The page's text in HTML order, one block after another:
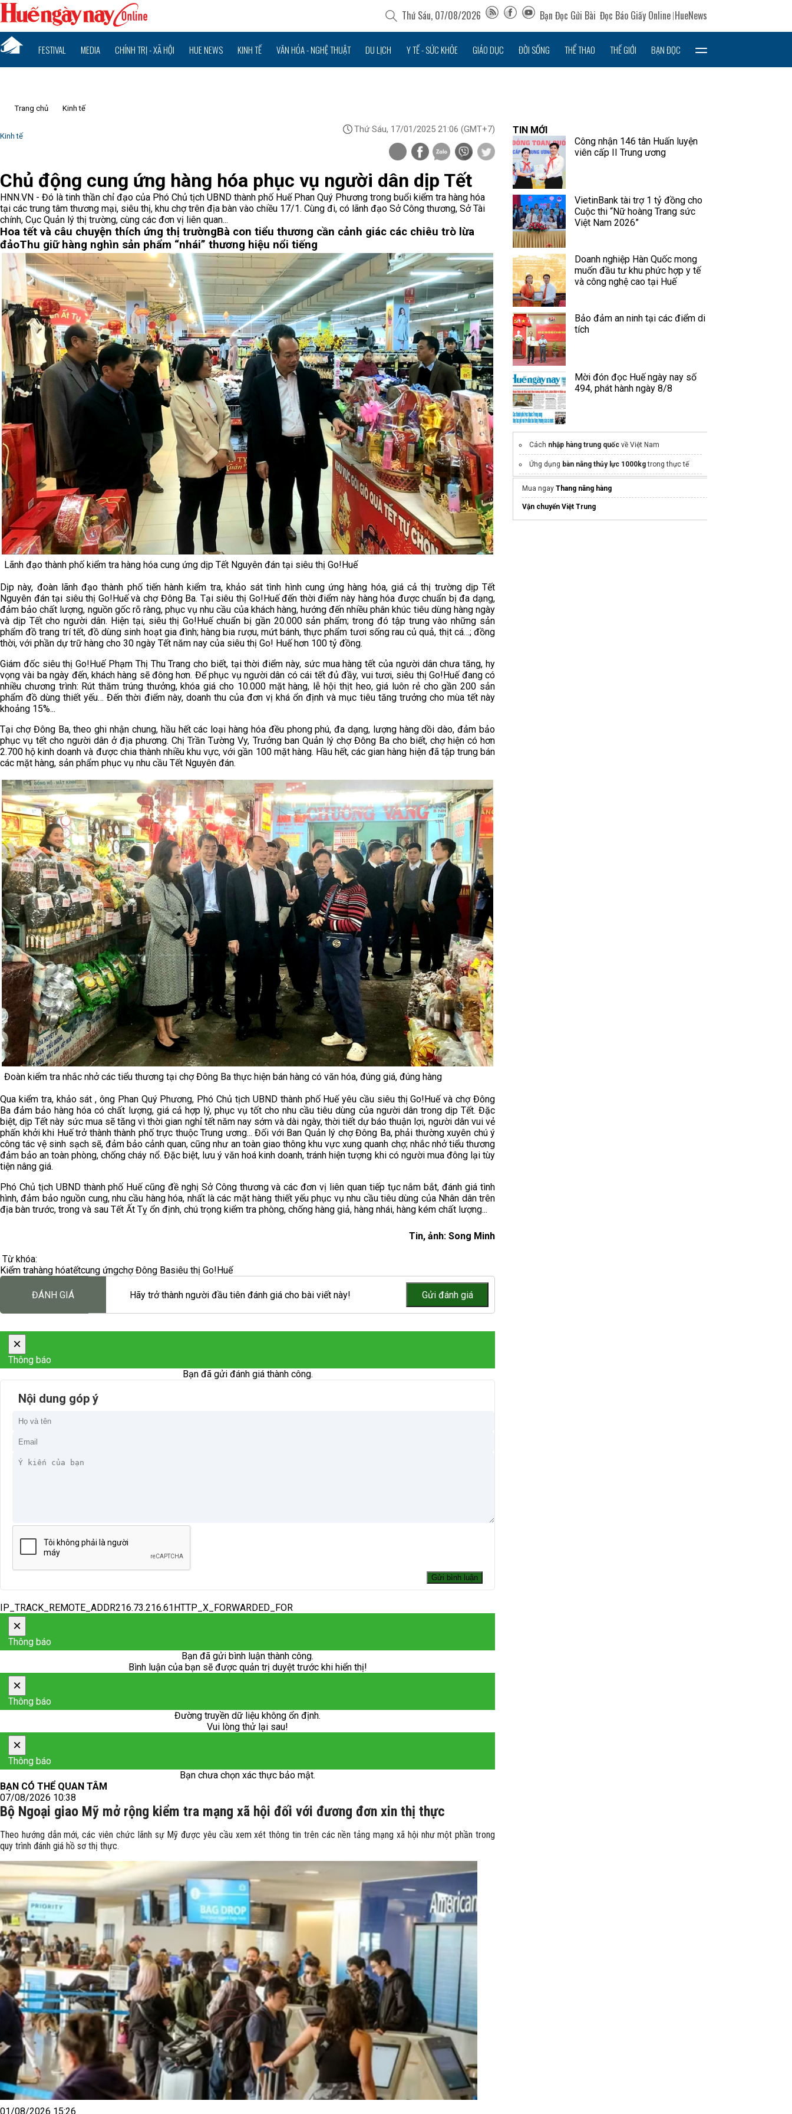
Thứ Sáu, 07/08/2026 Bạn Đọc Gửi Bài Đọc Báo Giấy Online HueNews
FESTIVAL MEDIA CHÍNH TRỊ - XÃ HỘI HUE NEWS KINH TẾ VĂN HÓA - NGHỆ THUẬT DU LỊCH Y TẾ - SỨC KHỎE GIÁO DỤC ĐỜI SỐNG THỂ THAO THẾ GIỚI BẠN ĐỌC
Trang chủ Kinh tế
Kinh tế
Thứ Sáu, 17/01/2025 21:06 (GMT+7)
Chủ động cung ứng hàng hóa phục vụ người dân dịp Tết
HNN.VN - Đó là tinh thần chỉ đạo của Phó Chủ tịch UBND thành phố Huế Phan Quý Phương trong buổi kiểm tra hàng hóa
tại các trung tâm thương mại, siêu thị, khu chợ trên địa bàn vào chiều 17/1. Cùng đi, có lãnh đạo Sở Công thương, Sở Tài
chính, Cục Quản lý thị trường, cùng các đơn vị liên quan...
Hoa tết và câu chuyện thích ứng thị trườngBà con tiểu thương cần cảnh giác các chiêu trò lừa
đảoThu giữ hàng nghìn sản phẩm “nhái” thương hiệu nổi tiếng
Lãnh đạo thành phố kiểm tra hàng hóa cung ứng dịp Tết Nguyên đán tại siêu thị Go!Huế
Dịp này, đoàn lãnh đạo thành phố tiến hành kiểm tra, khảo sát tình hình cung ứng hàng hóa, giá cả thị trường dịp Tết
Nguyên đán tại siêu thị Go!Huế và chợ Đông Ba. Tại siêu thị Go!Huế đến thời điểm này hàng hóa được chuẩn bị đa dạng,
đảm bảo chất lượng, nguồn gốc rõ ràng, phục vụ nhu cầu của khách hàng, hướng đến nhiều phân khúc tiêu dùng hàng ngày
và dịp Tết cho người dân. Hiện tại, siêu thị Go!Huế chuẩn bị gần 20.000 sản phẩm; trong đó tập trung vào những sản
phẩm đồ trang trí tết, đồ dùng sinh hoạt gia đình; hàng bia rượu, mứt bánh, thực phẩm tươi sống rau củ quả, thịt cá…; đồng
thời, với phần dự trữ hàng cho 30 ngày Tết năm nay của siêu thị Go! Huế hơn 100 tỷ đồng.
Giám đốc siêu thị Go!Huế Phạm Thị Thu Trang cho biết, tại thời điểm này, sức mua hàng tết của người dân chưa tăng, hy
vọng vài ba ngày đến, khách hàng sẽ đông hơn. Để phục vụ người dân có cái tết đủ đầy, vui tươi, siêu thị Go!Huế đang có
nhiều chương trình: Rút thăm trúng thưởng, khóa giá cho 10.000 mặt hàng, lễ hội thịt heo, giá luôn rẻ cho gần 200 sản
phẩm đồ dùng thiết yếu… Đến thời điểm này, doanh thu của đơn vị khá ổn định và mục tiêu tăng trưởng cho mùa tết này
khoảng 15%...
Tại chợ Đông Ba, theo ghi nhận chung, hầu hết các loại hàng hóa đều phong phú, đa dạng, lượng hàng dồi dào, đảm bảo
phục vụ tết cho người dân ở địa phương. Chị Trần Tường Vy, Trưởng ban Quản lý chợ Đông Ba cho biết, chợ hiện có hơn
2.700 hộ kinh doanh và được chia thành nhiều khu vực, với gần 100 mặt hàng. Hầu hết, các gian hàng hiện đã tập trung bán
các mặt hàng, sản phẩm phục vụ nhu cầu Tết Nguyên đán.
Đoàn kiểm tra nhắc nhở các tiểu thương tại chợ Đông Ba thực hiện bán hàng có văn hóa, đúng giá, đúng hàng
Qua kiểm tra, khảo sát , ông Phan Quý Phương, Phó Chủ tịch UBND thành phố Huế yêu cầu siêu thị Go!Huế và chợ Đông
Ba đảm bảo hàng hóa có chất lượng, giá cả hợp lý, phục vụ tốt cho nhu cầu tiêu dùng của người dân trong dịp Tết. Đặc
biệt, dịp Tết này sức mua sẽ tăng vì thời gian nghỉ tết năm nay sớm và dài ngày, thời tiết dự báo thuận lợi, người dân vui vẻ
phấn khởi khi Huế trở thành thành phố trực thuộc Trung ương... Đối với Ban Quản lý chợ Đông Ba, phải thường xuyên chú ý
công tác vệ sinh sạch sẽ, đảm bảo cảnh quan, cũng như an toàn giao thông khu vực xung quanh chợ; nhắc nhở tiểu thương
đảm bảo an toàn phòng, chống cháy nổ. Đặc biệt, lưu ý văn hoá kinh doanh, tránh hiện tượng khi có người mua đông lại tùy
tiện nâng giá.
Phó Chủ tịch UBND thành phố Huế cũng đề nghị Sở Công thương và các đơn vị liên quan tiếp tục nắm bắt, đánh giá tình
hình, đảm bảo nguồn cung, nhu cầu hàng hóa, nhất là các mặt hàng thiết yếu phục vụ nhu cầu tiêu dùng của Nhân dân trên
địa bàn trước, trong và sau Tết Ất Tỵ ổn định, chú trọng kiểm tra phòng, chống hàng giả, hàng nhái, hàng kém chất lượng...
Tin, ảnh: Song Minh
Từ khóa:
Kiểm trahàng hóatếtcung ứngchợ Đông Basiêu thị Go!Huế
ĐÁNH GIÁ Hãy trở thành người đầu tiên đánh giá cho bài viết này!
×
Thông báo
Bạn đã gửi đánh giá thành công.
Nội dung góp ý
IP_TRACK_REMOTE_ADDR216.73.216.61HTTP_X_FORWARDED_FOR
×
Thông báo
Bạn đã gửi bình luận thành công.
Bình luận của bạn sẽ được quản trị duyệt trước khi hiển thị!
×
Thông báo
Đường truyền dữ liệu không ổn định.
Vui lòng thử lại sau!
×
Thông báo
Bạn chưa chọn xác thực bảo mật.
BẠN CÓ THỂ QUAN TÂM
07/08/2026 10:38
Bộ Ngoại giao Mỹ mở rộng kiểm tra mạng xã hội đối với đương đơn xin thị thực
Theo hướng dẫn mới, các viên chức lãnh sự Mỹ được yêu cầu xem xét thông tin trên các nền tảng mạng xã hội như một phần trong
quy trình đánh giá hồ sơ thị thực.
01/08/2026 15:26
TIN MỚI
Công nhận 146 tân Huấn luyện
viên cấp II Trung ương
VietinBank tài trợ 1 tỷ đồng cho
Cuộc thi “Nữ hoàng Trang sức
Việt Nam 2026”
Doanh nghiệp Hàn Quốc mong
muốn đầu tư khu phức hợp y tế
và công nghệ cao tại Huế
Bảo đảm an ninh tại các điểm di
tích
Mời đón đọc Huế ngày nay số
494, phát hành ngày 8/8
Cách nhập hàng trung quốc về Việt Nam
Ứng dụng bàn nâng thủy lực 1000kgtrong thực tế
Nấm men Saccharomyces boulardii
sinh
Mua ngay Thang nâng hàng
Vận chuyển Việt Trung